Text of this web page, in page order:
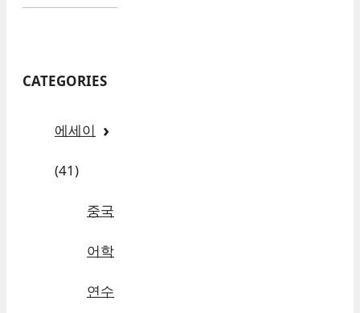
CATEGORIES
에세이
(41)
중국
어학
연수